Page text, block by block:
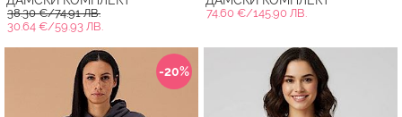
38.30 €/74.91 ЛВ.
30.64 €/59.93 ЛВ.
74.60 €/145.90 ЛВ.
-20%